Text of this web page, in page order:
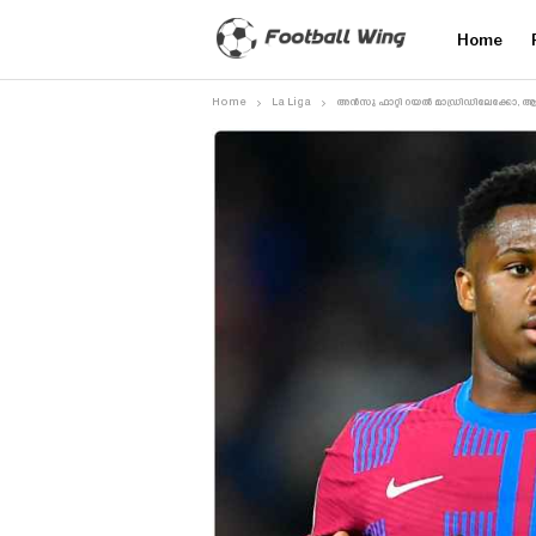
Home
Home La Liga അൻസു ഫാറ്റി റയൽ മാഡ്രിഡിലേക്കോ,